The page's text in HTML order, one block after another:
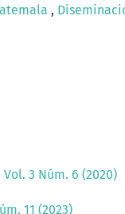
,
3 Núm. 6 (2020)
11 (2023)